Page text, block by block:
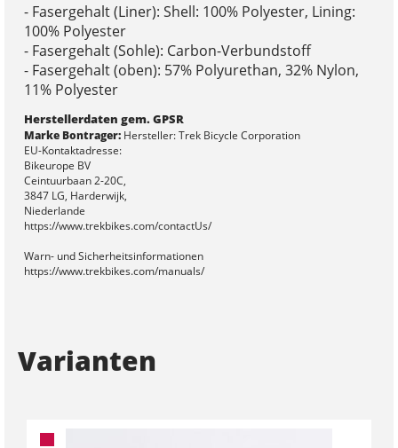
- Fasergehalt (Liner): Shell: 100% Polyester, Lining:
100% Polyester
- Fasergehalt (Sohle): Carbon-Verbundstoff
- Fasergehalt (oben): 57% Polyurethan, 32% Nylon,
11% Polyester
Herstellerdaten gem. GPSR
Marke Bontrager:Hersteller: Trek Bicycle Corporation
EU-Kontaktadresse:
Bikeurope BV
Ceintuurbaan 2-20C,
3847 LG, Harderwijk,
Niederlande
https://www.trekbikes.com/contactUs/
Warn- und Sicherheitsinformationen
https://www.trekbikes.com/manuals/
Varianten